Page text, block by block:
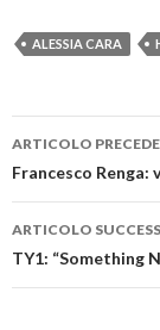
ALESSIA CARA
articolo
ARTICOLO
Francesco Renga:
ARTICOLO
TY1: “Something